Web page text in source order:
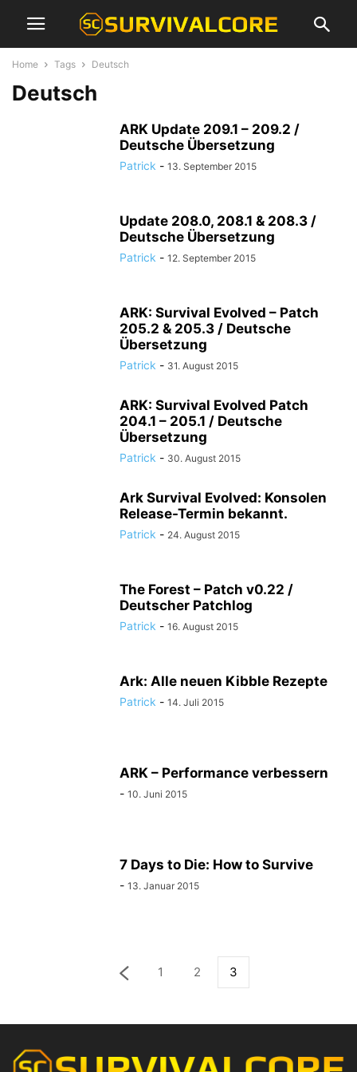
Home Tags Deutsch
Deutsch
ARK Update 209.1 – 209.2 /
Deutsche Übersetzung
Patrick - 13. September 2015
Update 208.0, 208.1 & 208.3 /
Deutsche Übersetzung
Patrick - 12. September 2015
ARK: Survival Evolved – Patch
205.2 & 205.3 / Deutsche
Übersetzung
Patrick - 31. August 2015
ARK: Survival Evolved Patch
204.1 – 205.1 / Deutsche
Übersetzung
Patrick - 30. August 2015
Ark Survival Evolved: Konsolen
Release-Termin bekannt.
Patrick - 24. August 2015
The Forest – Patch v0.22 /
Deutscher Patchlog
Patrick - 16. August 2015
Ark: Alle neuen Kibble Rezepte
Patrick - 14. Juli 2015
ARK – Performance verbessern
- 10. Juni 2015
7 Days to Die: How to Survive
- 13. Januar 2015
1 2 3